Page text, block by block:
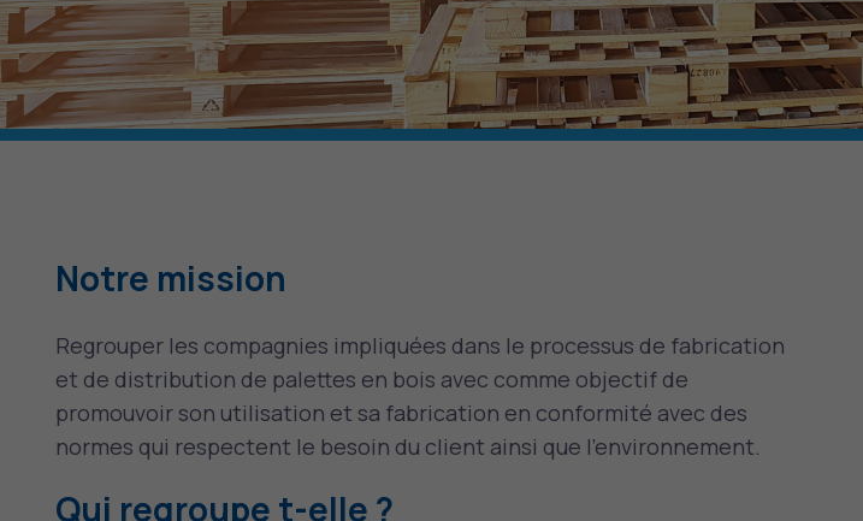
Notre mission
Regrouper les compagnies impliquées dans le processus de fabrication
et de distribution de palettes en bois avec comme objectif de
promouvoir son utilisation et sa fabrication en conformité avec des
normes qui respectent le besoin du client ainsi que l’environnement.
Qui regroupe t-elle ?